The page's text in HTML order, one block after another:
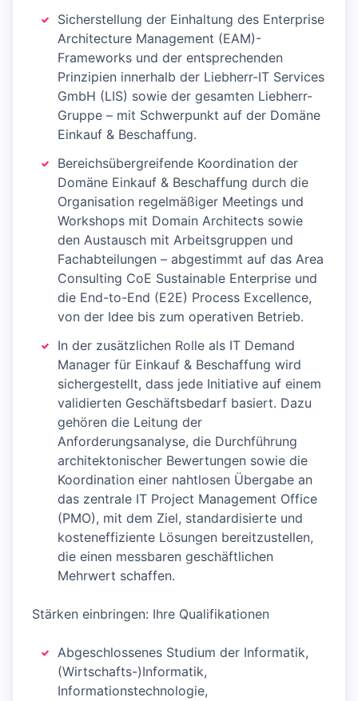
Sicherstellung der Einhaltung des Enterprise
Architecture Management (EAM)-
Frameworks und der entsprechenden
Prinzipien innerhalb der Liebherr-IT Services
GmbH (LIS) sowie der gesamten Liebherr-
Gruppe – mit Schwerpunkt auf der Domäne
Einkauf & Beschaffung.
Bereichsübergreifende Koordination der
Domäne Einkauf & Beschaffung durch die
Organisation regelmäßiger Meetings und
Workshops mit Domain Architects sowie
den Austausch mit Arbeitsgruppen und
Fachabteilungen – abgestimmt auf das Area
Consulting CoE Sustainable Enterprise und
die End-to-End (E2E) Process Excellence,
von der Idee bis zum operativen Betrieb.
In der zusätzlichen Rolle als IT Demand
Manager für Einkauf & Beschaffung wird
sichergestellt, dass jede Initiative auf einem
validierten Geschäftsbedarf basiert. Dazu
gehören die Leitung der
Anforderungsanalyse, die Durchführung
architektonischer Bewertungen sowie die
Koordination einer nahtlosen Übergabe an
das zentrale IT Project Management Office
(PMO), mit dem Ziel, standardisierte und
kosteneffiziente Lösungen bereitzustellen,
die einen messbaren geschäftlichen
Mehrwert schaffen.
Stärken einbringen: Ihre Qualifikationen
Abgeschlossenes Studium der Informatik,
(Wirtschafts-)Informatik,
Informationstechnologie,